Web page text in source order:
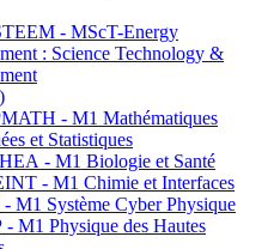
- MScT-Energy
: Science Technology &
- M1 Mathématiques
et Statistiques
- M1 Biologie et Santé
- M1 Chimie et Interfaces
M1 Système Cyber Physique
M1 Physique des Hautes